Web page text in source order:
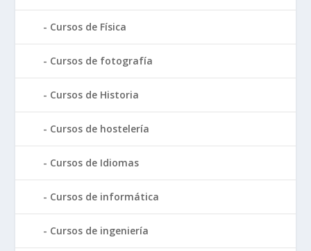
Cursos de Física
Cursos de fotografía
Cursos de Historia
Cursos de hostelería
Cursos de Idiomas
Cursos de informática
Cursos de ingeniería